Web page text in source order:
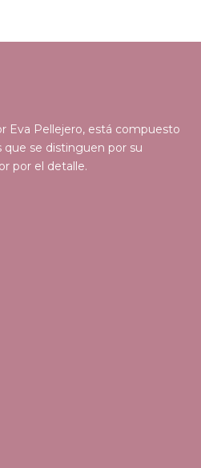
Eva Pellejero, está compuesto
que se distinguen por su
por el detalle.